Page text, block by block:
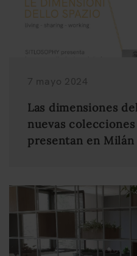
7 mayo 2024
Las dimensiones
nuevas
presentan en Milán